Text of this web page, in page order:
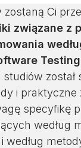
zostaną Ci
związane z
studiów
i praktyczne
specyfikę
według
według